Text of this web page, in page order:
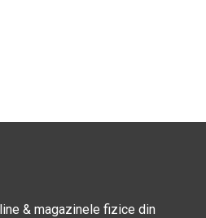
& magazinele fizice din